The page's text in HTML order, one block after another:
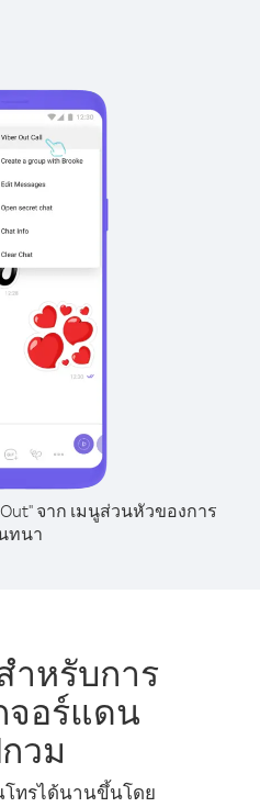
จาก เมนูส่วนหัวของการ
ทนา
ำหรับการ
จอร์แดน
วม
โทรได้นานขึ้นโดย